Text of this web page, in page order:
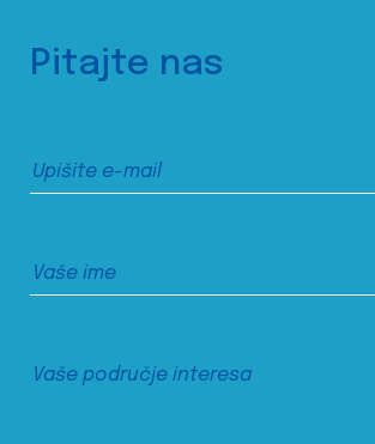
Pitajte nas